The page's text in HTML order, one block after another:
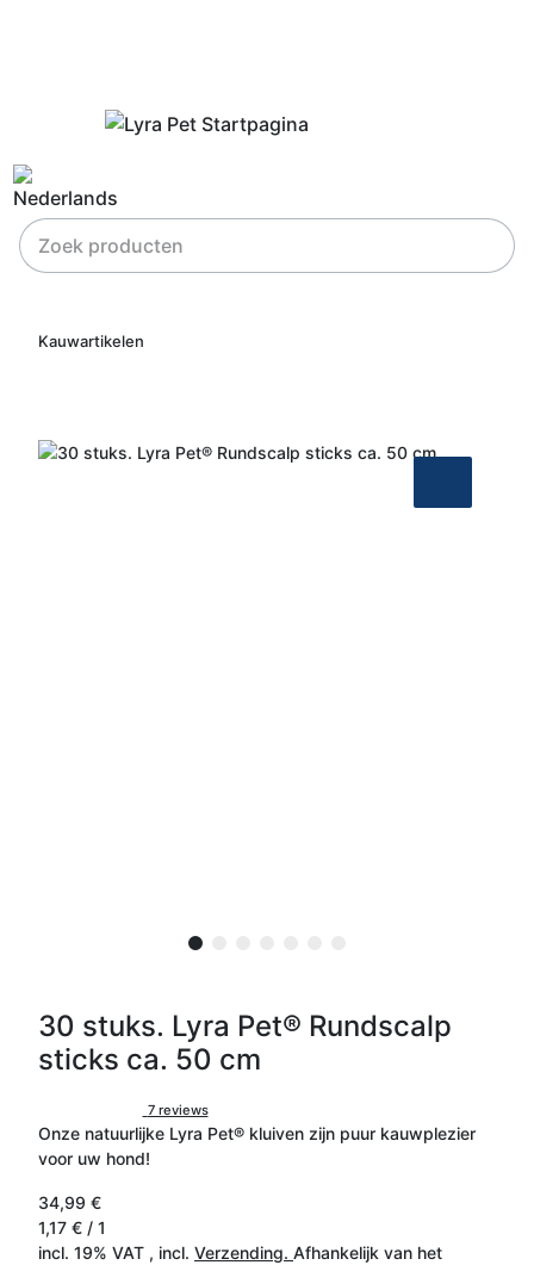
Kauwartikelen
30 stuks. Lyra Pet® Rundscalp
sticks ca. 50 cm
7 reviews
Onze natuurlijke Lyra Pet® kluiven zijn puur kauwplezier
voor uw hond!
34,99 €
1,17 € / 1
incl. 19% VAT , incl. Verzending. Afhankelijk van het